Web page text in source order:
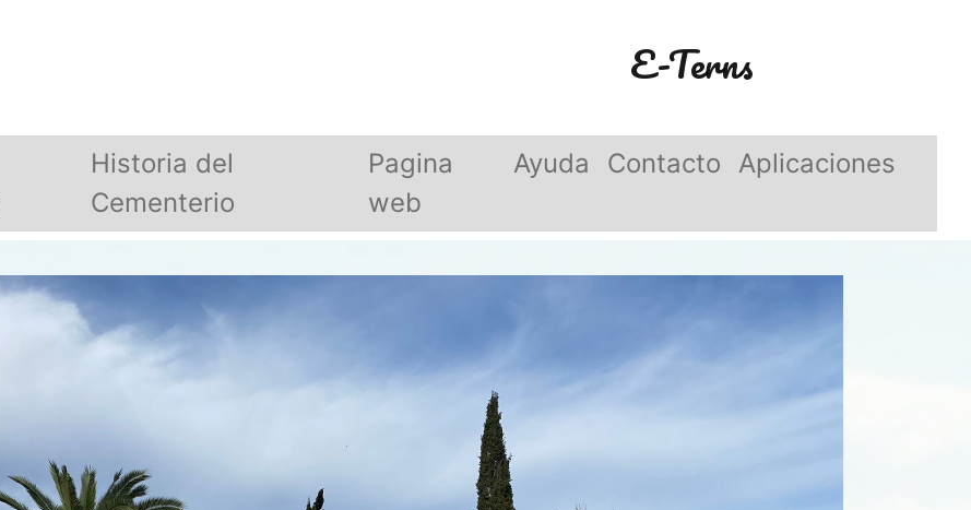
E-Terns
Historia del
Cementerio
Pagina
web
Ayuda Contacto Aplicaciones